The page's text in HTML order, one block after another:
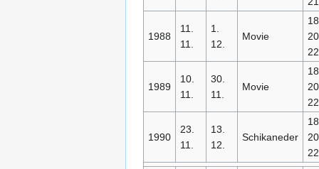
1988
11.
11.
1.
12.
Movie
1989
10.
11.
30.
11.
Movie
1990
23.
11.
13.
12.
Schikaneder